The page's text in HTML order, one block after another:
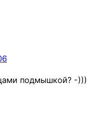
подмышкой? -)))